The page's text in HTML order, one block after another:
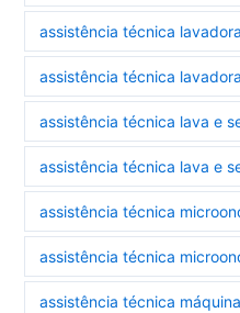
assistência técnica
assistência técnica
assistência técnica lava e
assistência técnica lava e
assistência técnica
assistência técnica
assistência técnica